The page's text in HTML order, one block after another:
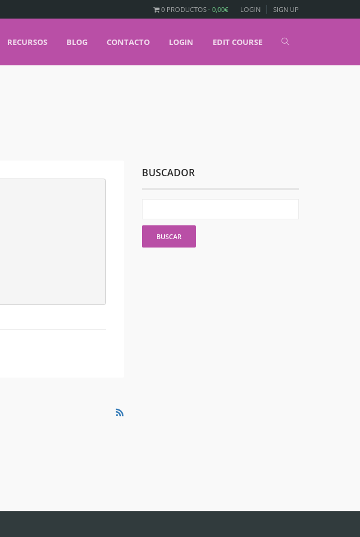
LOGIN SIGN UP
0 PRODUCTOS 0,00€
RECURSOS BLOG CONTACTO LOGIN EDIT COURSE
BUSCADOR